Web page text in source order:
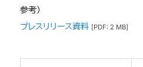
参考）
プレスリリース資料 [PDF: 2 MB]